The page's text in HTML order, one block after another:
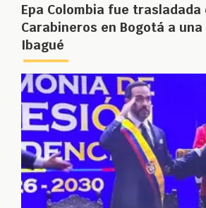
Epa Colombia fue trasladada
Carabineros en Bogotá a
Ibagué